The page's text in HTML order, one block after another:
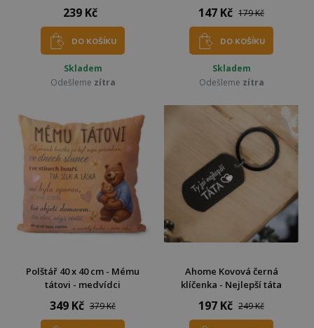
239 Kč
DO KOŠÍKU
Skladem
Odešleme zítra
147 Kč 179 Kč
DO KOŠÍKU
Skladem
Odešleme zítra
Polštář 40 x 40 cm - Mému
tátovi - medvídci
349 Kč 379 Kč
Ahome Kovová černá
klíčenka - Nejlepší táta
197 Kč 249 Kč